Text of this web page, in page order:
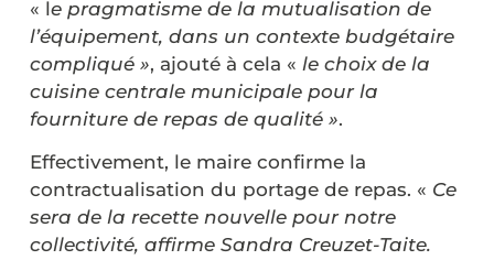
« le pragmatisme de la mutualisation de
l’équipement, dans un contexte budgétaire
compliqué », ajouté à cela « le choix de la
cuisine centrale municipale pour la
fourniture de repas de qualité ».
Effectivement, le maire confirme la
contractualisation du portage de repas. « Ce
sera de la recette nouvelle pour notre
collectivité, affirme Sandra Creuzet-Taite.